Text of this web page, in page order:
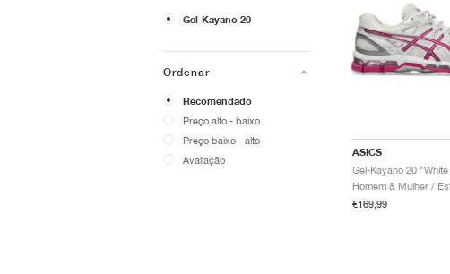
Gel-Kayano 20
Ordenar
Recomendado
Preço alto - baixo
Preço baixo - alto
Avaliação
ASICS
€169,99